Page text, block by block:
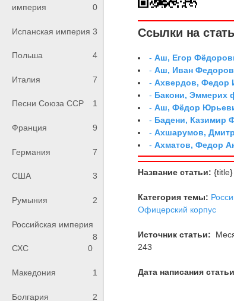
империя
0
Испанская империя 3
Польша 4
Италия 7
Песни Союза ССР 1
Франция 9
Германия 7
США 3
Румыния 2
Российская империя
8
СХС
0
Македония 1
Болгария 2
Ссылки на
-Аш, Егор
-Аш, Иван
-Ахвердов, Федор
- Бакони, Эммерих
-Аш, Фёдор
- Бадени, Казимир
-Ахшарумов,
-Ахматов, Федор
Название статьи: {title}
Категория темы:
Офицерский корпус
Источник статьи:
243
Дата написания